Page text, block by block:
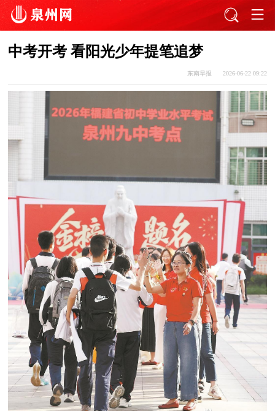
中考开考 看阳光少年提笔追梦
东南早报 2026-06-22 09:22